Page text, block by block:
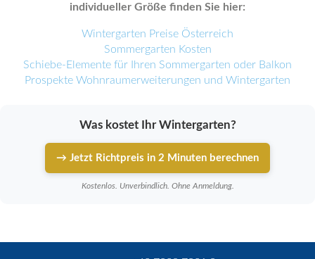
individueller Größe finden Sie hier:
Wintergarten Preise Österreich
Sommergarten Kosten
Schiebe-Elemente für Ihren Sommergarten oder Balkon
Prospekte Wohnraumerweiterungen und Wintergarten
Was kostet Ihr Wintergarten?
→ Jetzt Richtpreis in 2 Minuten berechnen
Kostenlos. Unverbindlich. Ohne Anmeldung.